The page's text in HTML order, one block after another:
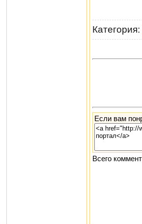
Категория:
Если вам
Всего